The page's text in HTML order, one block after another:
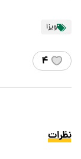
ویزا
۴
نظرات